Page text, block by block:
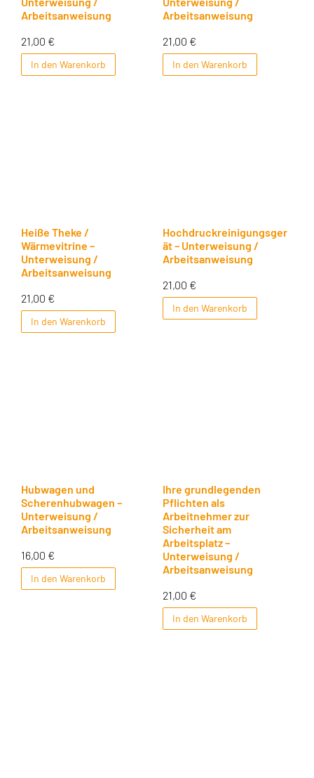
Arbeitsanweisung
21,00 €
In den Warenkorb
Arbeitsanweisung
21,00 €
In den Warenkorb
Heiße Theke /
Wärmevitrine –
Unterweisung /
Arbeitsanweisung
21,00 €
In den Warenkorb
Hochdruckreinigungsger
ät – Unterweisung /
Arbeitsanweisung
21,00 €
In den Warenkorb
Hubwagen und
Scherenhubwagen –
Unterweisung /
Arbeitsanweisung
16,00 €
In den Warenkorb
Ihre grundlegenden
Pflichten als
Arbeitnehmer zur
Sicherheit am
Arbeitsplatz –
Unterweisung /
Arbeitsanweisung
21,00 €
In den Warenkorb